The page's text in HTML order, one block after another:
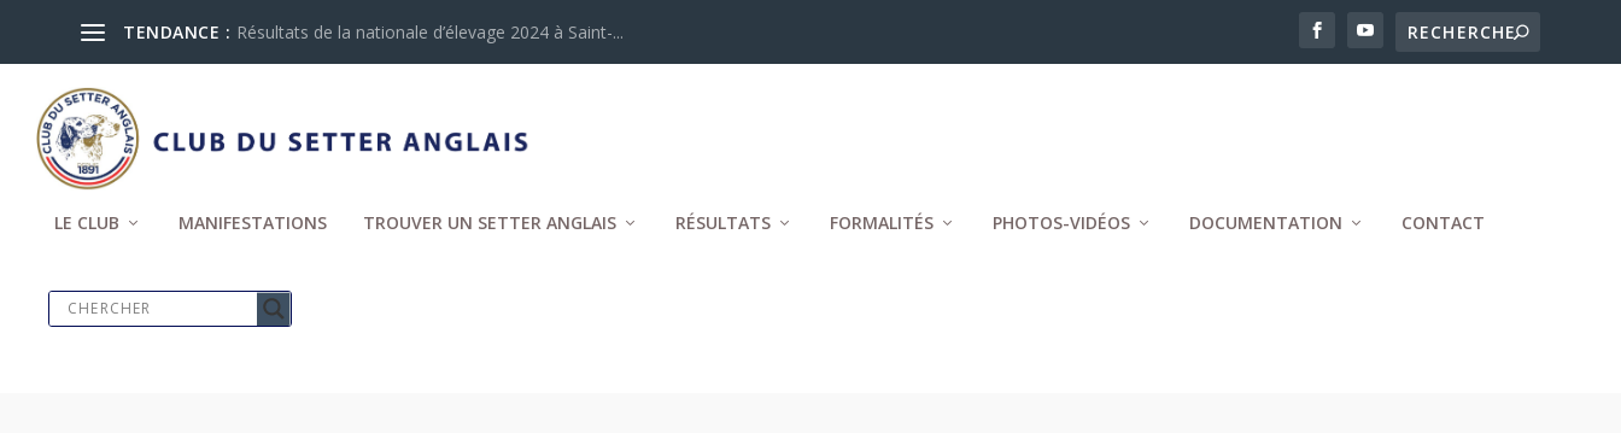
TENDANCE : Résultats de la nationale d’élevage 2024 à Saint-...
LE CLUB MANIFESTATIONS TROUVER UN SETTER ANGLAIS RÉSULTATS FORMALITÉS PHOTOS-VIDÉOS DOCUMENTATION CONTACT